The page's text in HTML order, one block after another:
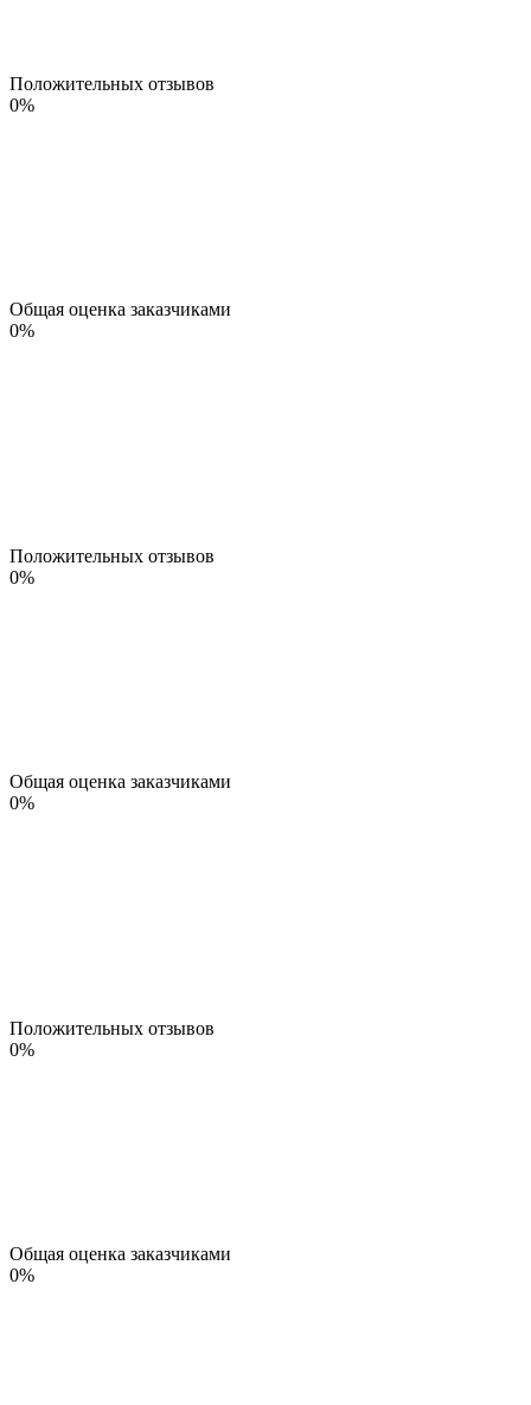
Положительных отзывов
0%
Общая оценка заказчиками
0%
Положительных отзывов
0%
Общая оценка заказчиками
0%
Положительных отзывов
0%
Общая оценка заказчиками
0%